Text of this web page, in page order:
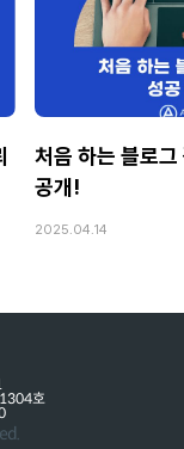
처음 하는 블로
공개!
2025.04.14
호